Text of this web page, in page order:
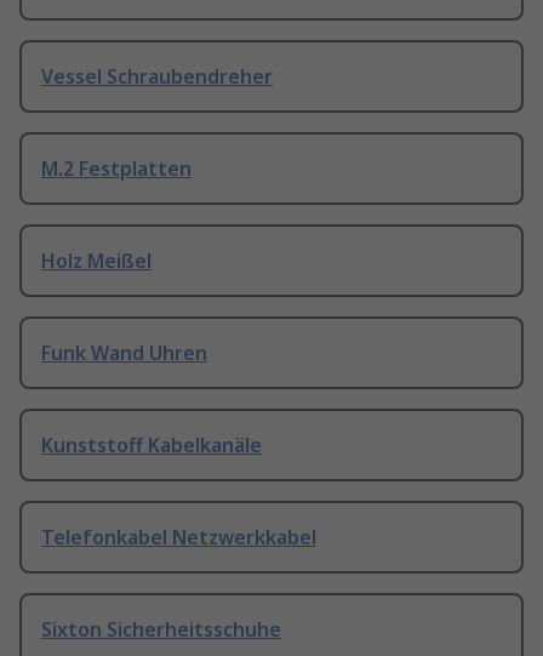
Vessel Schraubendreher
M.2 Festplatten
Holz Meißel
Funk Wand Uhren
Kunststoff Kabelkanäle
Telefonkabel Netzwerkkabel
Sixton Sicherheitsschuhe